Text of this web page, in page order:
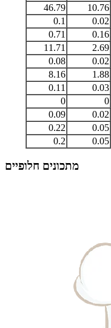
10.76
46.79
0.02
0.1
0.16
0.71
2.69
11.71
0.02
0.08
1.88
8.16
0.03
0.11
0
0
0.02
0.09
0.05
0.22
0.05
0.2
מתכונים חלופיים